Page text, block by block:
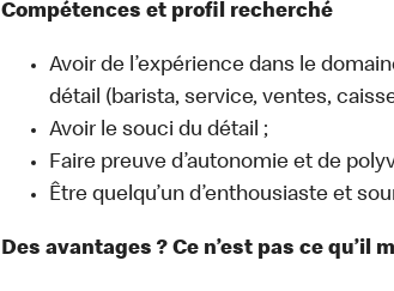
Compétences et profil recherché
Avoir de l’expérience dans le
détail (barista, service, ventes,
Avoir le souci du détail ;
Faire preuve d’autonomie et de
Être quelqu’un d’enthousiaste et
Des avantages ? Ce n’est pas ce qu’il